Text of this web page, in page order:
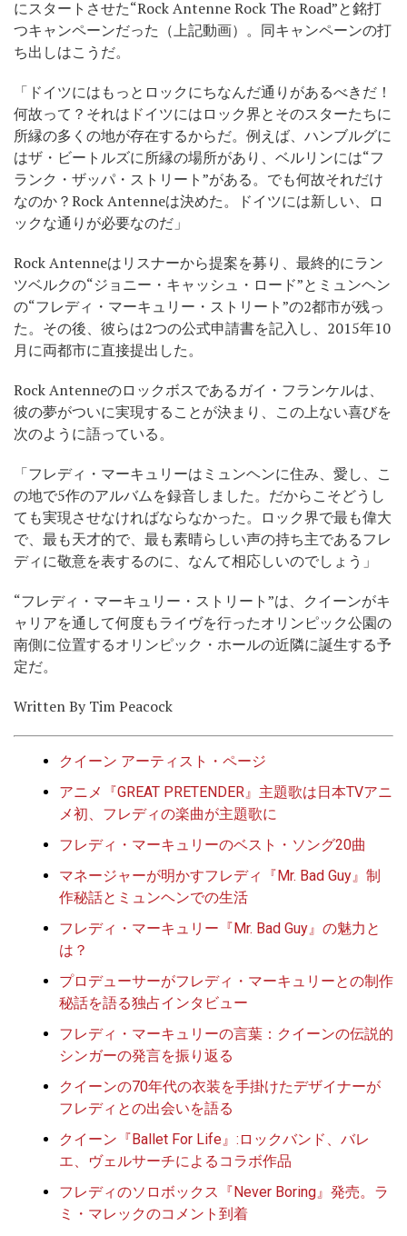
にスタートさせた“Rock Antenne Rock The Road”と銘打
つキャンペーンだった（上記動画）。同キャンペーンの打
ち出しはこうだ。
「ドイツにはもっとロックにちなんだ通りがあるべきだ！
何故って？それはドイツにはロック界とそのスターたちに
所縁の多くの地が存在するからだ。例えば、ハンブルグに
はザ・ビートルズに所縁の場所があり、ベルリンには“フ
ランク・ザッパ・ストリート”がある。でも何故それだけ
なのか？Rock Antenneは決めた。ドイツには新しい、ロ
ックな通りが必要なのだ」
Rock Antenneはリスナーから提案を募り、最終的にラン
ツベルクの“ジョニー・キャッシュ・ロード”とミュンヘン
の“フレディ・マーキュリー・ストリート”の2都市が残っ
た。その後、彼らは2つの公式申請書を記入し、2015年10
月に両都市に直接提出した。
Rock Antenneのロックボスであるガイ・フランケルは、
彼の夢がついに実現することが決まり、この上ない喜びを
次のように語っている。
「フレディ・マーキュリーはミュンヘンに住み、愛し、こ
の地で5作のアルバムを録音しました。だからこそどうし
ても実現させなければならなかった。ロック界で最も偉大
で、最も天才的で、最も素晴らしい声の持ち主であるフレ
ディに敬意を表するのに、なんて相応しいのでしょう」
“フレディ・マーキュリー・ストリート”は、クイーンがキ
ャリアを通して何度もライヴを行ったオリンピック公園の
南側に位置するオリンピック・ホールの近隣に誕生する予
定だ。
Written By Tim Peacock
ク イーン アーティスト・ページ
アニメ『GREAT PRETENDER』主題歌は日本TVアニ
メ初、フレディの楽曲が主題歌に
フレディ・マーキュリーのベスト・ソング20曲
マネージャーが明かすフレディ『Mr. Bad Guy』制
作秘話とミュンヘンでの生活
フレディ・マーキュリー『Mr. Bad Guy』の魅力と
は？
プロデューサーがフレディ・マーキュリーとの制作
秘話を語る独占インタビュー
フレディ・マーキュリーの言葉：クイーンの伝説的
シンガーの発言を振り返る
クイーンの70年代の衣装を手掛けたデザイナーが
フレディとの出会いを語る
クイーン『Ballet For Life』:ロックバンド、バレ
エ、ヴェルサーチによるコラボ作品
フレディのソロボックス『Never Boring』発売。ラ
ミ・マレックのコメント到着